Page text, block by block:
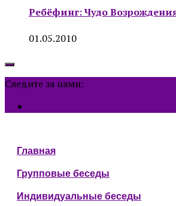
Ребёфинг: Чудо
01.05.2010
Следите за нами:
Главная
Групповые беседы
Индивидуальные беседы